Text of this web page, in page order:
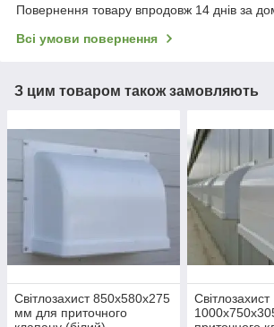
Повернення товару впродовж 14 днів за
Всі умови повернення
З цим товаром також замовляють
Світлозахист 850x580x275
мм для приточного
Світлозахист